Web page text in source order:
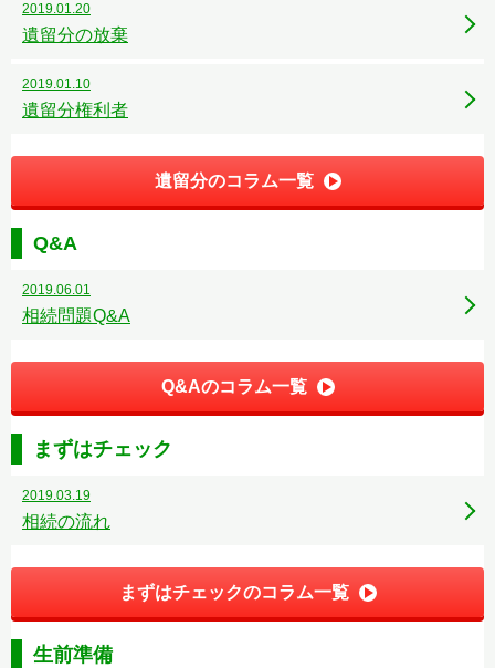
2019.01.20
遺留分の放棄
2019.01.10
遺留分権利者
遺留分のコラム一覧
Q&A
2019.06.01
相続問題Q&A
Q&Aのコラム一覧
まずはチェック
2019.03.19
相続の流れ
まずはチェックのコラム一覧
生前準備